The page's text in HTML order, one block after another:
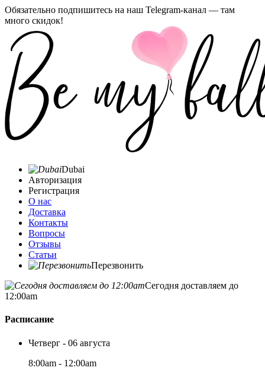
Обязательно подпишитесь на наш Telegram-канал — там
много скидок!
Dubai
Авторизация
Регистрация
О нас
Доставка
Контакты
Вопросы
Отзывы
Статьи
Перезвонить
Сегодня доставляем до
12:00am
Расписание
Четверг - 06 августа
8:00am - 12:00am